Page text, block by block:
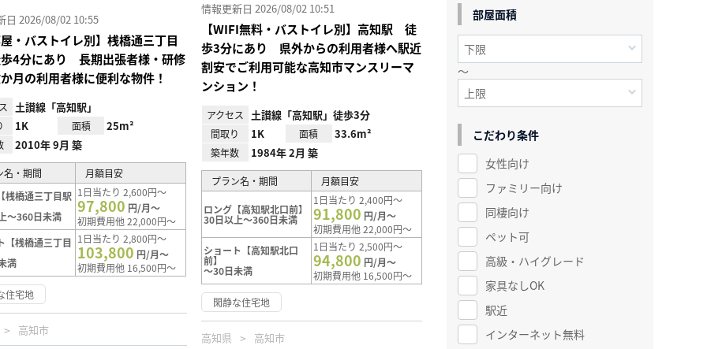
日 2026/08/02 10:55
屋・バストイレ別】桟橋通三丁目
4分にあり 長期出張者様・研修
月の利用者様に便利な物件！
土讃線「高知駅」
1K 面積 25m²
2010年 9月 築
名・期間
月額目安
桟橋通三丁目駅
～360日未満
1日当たり 2,600円～
97,800 円/月～
初期費用他 22,000円～
【桟橋通三丁目
満
1日当たり 2,800円～
103,800 円/月～
初期費用他 16,500円～
住宅地
高知市
情報更新日 2026/08/02 10:51
【WIFI無料・バストイレ別】高知駅 徒
歩3分にあり 県外からの利用者様へ駅近
割安でご利用可能な高知市マンスリーマ
ンション！
アクセス 土讃線「高知駅」徒歩3分
間取り 1K 面積 33.6m²
築年数 1984年 2月 築
プラン名・期間 月額目安
ロング【高知駅北口前】
30日以上～360日未満
1日当たり 2,400円～
91,800 円/月～
初期費用他 22,000円～
ショート【高知駅北口
前】
～30日未満
1日当たり 2,500円～
94,800 円/月～
初期費用他 16,500円～
閑静な住宅地
高知県 高知市
部屋面積
～
こだわり条件
女性向け
ファミリー向け
同棲向け
ペット可
高級・ハイグレード
家具なしOK
駅近
インターネット無料